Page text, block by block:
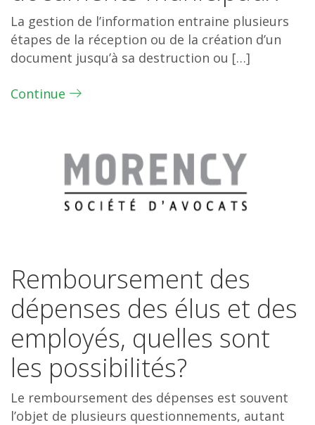
La gestion de l’information entraine plusieurs
étapes de la réception ou de la création d’un
document jusqu’à sa destruction ou […]
Continue
Remboursement des
dépenses des élus et des
employés, quelles sont
les possibilités?
Le remboursement des dépenses est souvent
l’objet de plusieurs questionnements, autant